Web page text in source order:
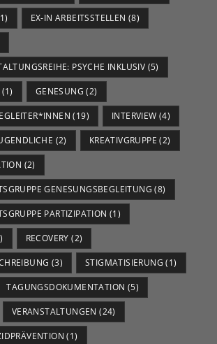
EX-IN ARBEITSSTELLEN (8)
PSYCHE INKLUSIV (5)
(1) GENESUNG (2)
(19) INTERVIEW (4)
(2) KREATIVGRUPPE (2)
(2)
GENESUNGSBEGLEITUNG (8)
PARTIZIPATION (1)
RECOVERY (2)
(3) STIGMATISIERUNG (1)
TAGUNGSDOKUMENTATION (5)
VERANSTALTUNGEN (24)
(1)